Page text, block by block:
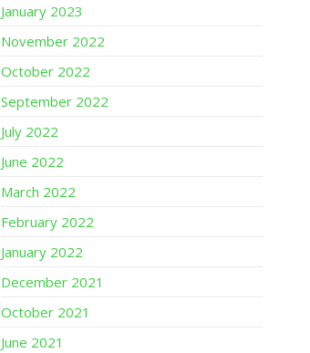
January 2023
November 2022
October 2022
September 2022
July 2022
June 2022
March 2022
February 2022
January 2022
December 2021
October 2021
June 2021